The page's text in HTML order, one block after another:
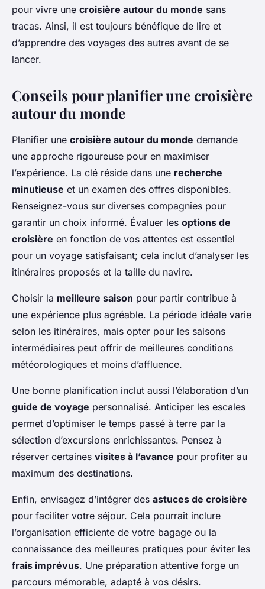
pour vivre une croisière autour du monde sans
tracas. Ainsi, il est toujours bénéfique de lire et
d’apprendre des voyages des autres avant de se
lancer.
Conseils pour planifier une croisière
autour du monde
Planifier une croisière autour du monde demande
une approche rigoureuse pour en maximiser
l’expérience. La clé réside dans une recherche
minutieuse et un examen des offres disponibles.
Renseignez-vous sur diverses compagnies pour
garantir un choix informé. Évaluer les options de
croisière en fonction de vos attentes est essentiel
pour un voyage satisfaisant; cela inclut d’analyser les
itinéraires proposés et la taille du navire.
Choisir la meilleure saison pour partir contribue à
une expérience plus agréable. La période idéale varie
selon les itinéraires, mais opter pour les saisons
intermédiaires peut offrir de meilleures conditions
météorologiques et moins d’affluence.
Une bonne planification inclut aussi l’élaboration d’un
guide de voyage personnalisé. Anticiper les escales
permet d’optimiser le temps passé à terre par la
sélection d’excursions enrichissantes. Pensez à
réserver certaines visites à l’avance pour profiter au
maximum des destinations.
Enfin, envisagez d’intégrer des astuces de croisière
pour faciliter votre séjour. Cela pourrait inclure
l’organisation efficiente de votre bagage ou la
connaissance des meilleures pratiques pour éviter les
frais imprévus. Une préparation attentive forge un
parcours mémorable, adapté à vos désirs.